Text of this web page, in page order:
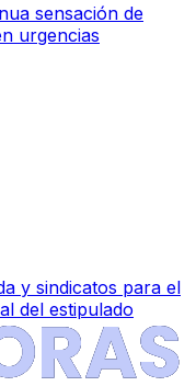
sensación de
urgencias
y sindicatos para el
del estipulado